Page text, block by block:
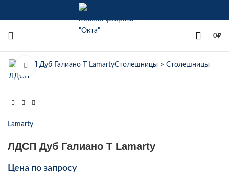
0₽
Увеличить
Lamarty
ЛДСП Дуб Галиано Т Lamarty
Цена по запросу